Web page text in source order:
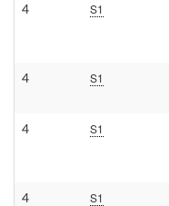
4 S1
4 S1
4 S1
4 S1